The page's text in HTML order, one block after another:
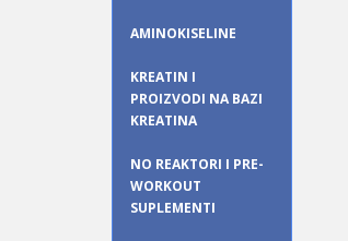
AMINOKISELINE
KREATIN I
PROIZVODI NA BAZI
KREATINA
NO REAKTORI I PRE-
WORKOUT
SUPLEMENTI